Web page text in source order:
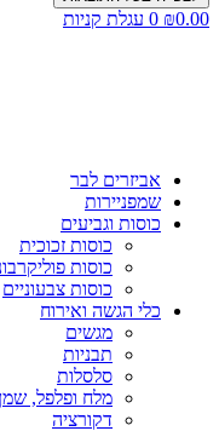
₪0.00
0 עגלת קניות
אביזרים לבר
שמפניירות
כוסות וגביעים
כוסות זכוכית
כוסות
כוסות צבעוניים
כלי הגשה ואירוח
מגשים
תבניות
סלסלות
מלח ופלפל,
דקורציה